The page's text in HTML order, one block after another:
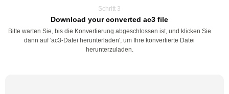
Schritt 3
Download your converted ac3 file
Bitte warten Sie, bis die Konvertierung abgeschlossen ist, und klicken Sie
dann auf 'ac3-Datei herunterladen', um Ihre konvertierte Datei
herunterzuladen.